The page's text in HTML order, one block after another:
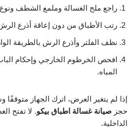
راجع ملح الغسالة وملمع الشطف ونوع
رتب الأطباق من دون إعاقة أذرع
نظف الفلتر وأذرع الرش بالطريقة
افحص الخرطوم الخارجي وإحكام
المياه.
إذا لم يتغير العرض، اترك الجهاز
حجز صيانة غسالة اطباق بيكو. لا تفتح
الداخلية.